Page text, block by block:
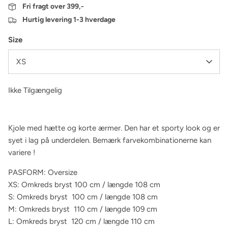
Fri fragt over 399,-
Hurtig levering 1-3 hverdage
Size
XS
Ikke Tilgængelig
Kjole med hætte og korte ærmer. Den har et sporty look og er
syet i lag på underdelen. Bemærk farvekombinationerne kan
variere !
PASFORM: Oversize
XS: Omkreds bryst 100 cm / længde 108 cm
S: Omkreds bryst 100 cm / længde 108 cm
M: Omkreds bryst 110 cm / længde 109 cm
L: Omkreds bryst 120 cm / længde 110 cm